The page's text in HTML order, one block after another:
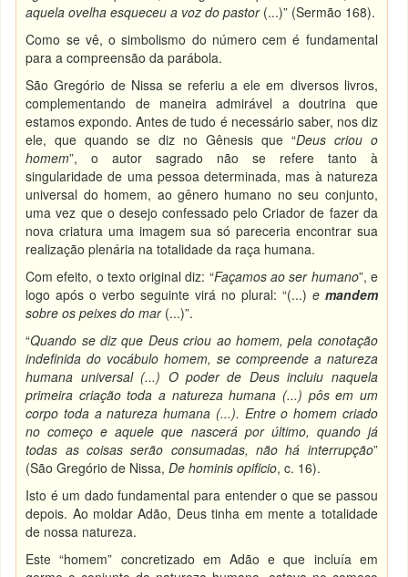
aquela ovelha esqueceu a voz do pastor(...)” (Sermão 168).
Como se vê, o simbolismo do número cem é fundamental
para a compreensão da parábola.
São Gregório de Nissa se referiu a ele em diversos livros,
complementando de maneira admirável a doutrina que
estamos expondo. Antes de tudo é necessário saber, nos diz
ele, que quando se diz no Gênesis que “Deus criou o
homem”, o autor sagrado não se refere tanto à
singularidade de uma pessoa determinada, mas à natureza
universal do homem, ao gênero humano no seu conjunto,
uma vez que o desejo confessado pelo Criador de fazer da
nova criatura uma imagem sua só pareceria encontrar sua
realização plenária na totalidade da raça humana.
Com efeito, o texto original diz: “Façamos ao ser humano”, e
logo após o verbo seguinte virá no plural: “(...) e mandem
sobre os peixes do mar(...)”.
“Quando se diz que Deus criou ao homem, pela conotação
indefinida do vocábulo homem, se compreende a natureza
humana universal (...) O poder de Deus incluiu naquela
primeira criação toda a natureza humana (...) pôs em um
corpo toda a natureza humana (...). Entre o homem criado
no começo e aquele que nascerá por último, quando já
todas as coisas serão consumadas, não há interrupção”
(São Gregório de Nissa,De hominis opificio, c. 16).
Isto é um dado fundamental para entender o que se passou
depois. Ao moldar Adão, Deus tinha em mente a totalidade
de nossa natureza.
Este “homem” concretizado em Adão e que incluía em